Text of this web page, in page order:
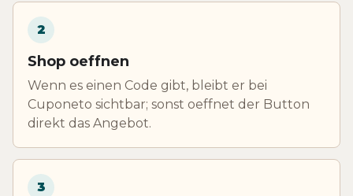
2
Shop oeffnen
Wenn es einen Code gibt, bleibt er bei
Cuponeto sichtbar; sonst oeffnet der Button
direkt das Angebot.
3